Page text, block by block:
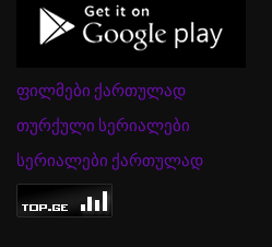
ფილმები ქართულად
თურქული სერიალები
სერიალები ქართულად